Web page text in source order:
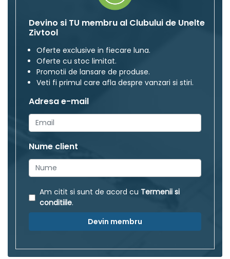
Devino si TU membru al Clubului de Unelte
Zivtool
Oferte exclusive in fiecare luna.
Oferte cu stoc limitat.
Promotii de lansare de produse.
Veti fi primul care afla despre vanzari si stiri.
Adresa e-mail
Nume client
Am citit si sunt de acord cu Termenii si
conditiile.
Devin membru